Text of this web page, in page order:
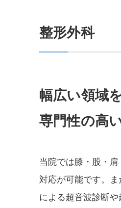
整形外科
幅広い領域
専門性の高
当院では膝・股・
対応が可能です。
による超音波診断